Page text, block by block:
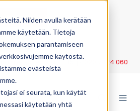
Niiden avulla kerätään
käytetään. Tietoja
parantamiseen
käytöstä.
evästeistä
ei seurata, kun käytät
käytetään yhtä
klo 9–11 ja 12–15 p. 020 7424 060